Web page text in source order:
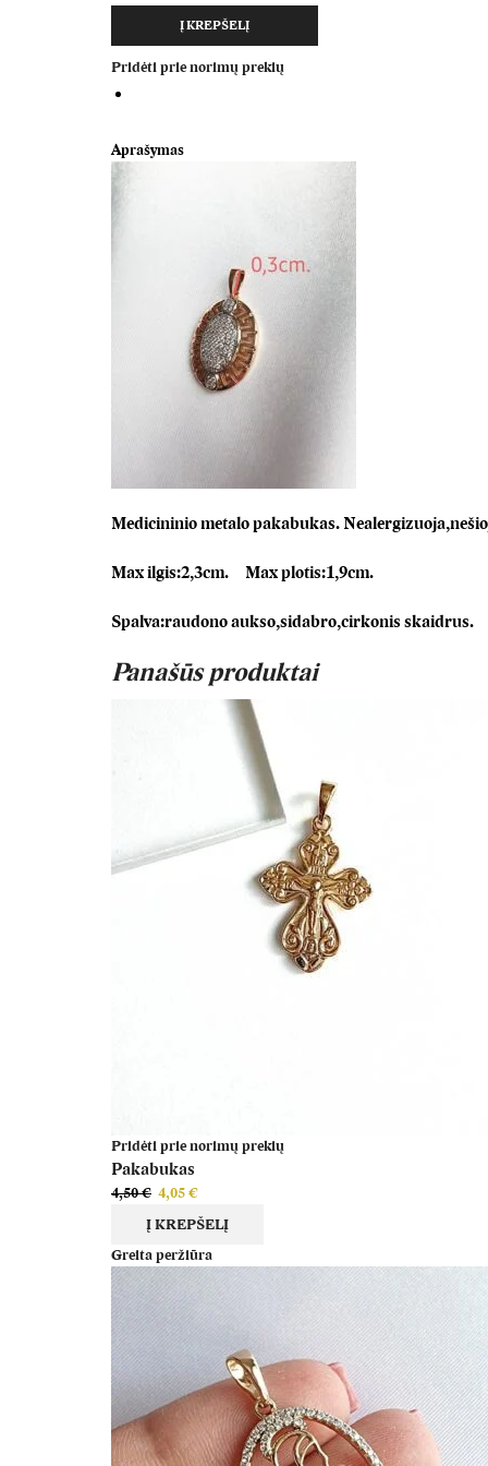
Į KREPŠELĮ
Pridėti prie norimų prekių
Aprašymas
Medicininio metalo pakabukas.
Max ilgis:2,3cm. Max plotis:1,9cm.
Spalva:raudono aukso,sidabro,cirkonis skaidrus.
Panašūs produktai
Pridėti prie norimų prekių
Pakabukas
4,50€ Original
4,50 €.
4,05€
price
4,05 €.
Į KREPŠELĮ
Greita peržiūra